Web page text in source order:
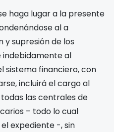
haga lugar a la presente
ala
supresión de los
indebidamente al
sistema financiero, con
incluirá el cargo al
las centrales de
– todo lo cual
expediente -, sin